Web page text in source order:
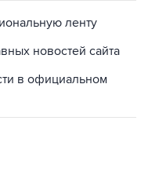
новостей сайта
в официальном